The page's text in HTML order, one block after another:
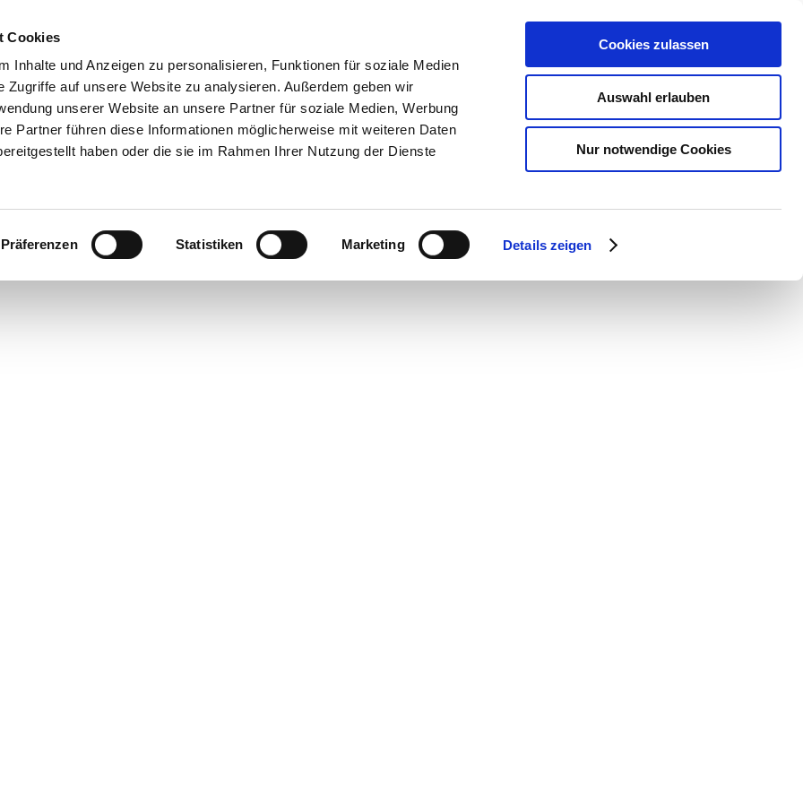
Cookies
Inhalte und Anzeigen zu personalisieren, Funktionen für soziale Medien
Zugriffe auf unsere Website zu analysieren. Außerdem geben wir
unserer Website an unsere Partner für soziale Medien, Werbung
Partner führen diese Informationen möglicherweise mit weiteren Daten
haben oder die sie im Rahmen Ihrer Nutzung der Dienste
Präferenzen Statistiken Marketing Details zeigen
Cookies zulassen
Auswahl erlauben
Nur notwendige Cookies